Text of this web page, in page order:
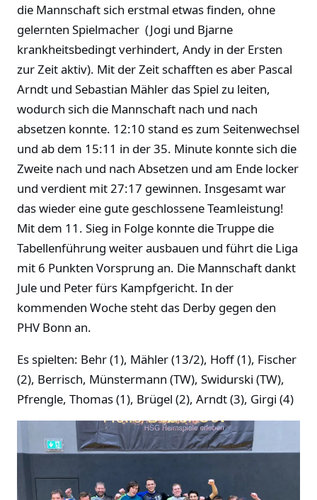
die Mannschaft sich erstmal etwas finden, ohne
gelernten Spielmacher (Jogi und Bjarne
krankheitsbedingt verhindert, Andy in der Ersten
zur Zeit aktiv). Mit der Zeit schafften es aber Pascal
Arndt und Sebastian Mähler das Spiel zu leiten,
wodurch sich die Mannschaft nach und nach
absetzen konnte. 12:10 stand es zum Seitenwechsel
und ab dem 15:11 in der 35. Minute konnte sich die
Zweite nach und nach Absetzen und am Ende locker
und verdient mit 27:17 gewinnen. Insgesamt war
das wieder eine gute geschlossene Teamleistung!
Mit dem 11. Sieg in Folge konnte die Truppe die
Tabellenführung weiter ausbauen und führt die Liga
mit 6 Punkten Vorsprung an. Die Mannschaft dankt
Jule und Peter fürs Kampfgericht. In der
kommenden Woche steht das Derby gegen den
PHV Bonn an.
Es spielten: Behr (1), Mähler (13/2), Hoff (1), Fischer
(2), Berrisch, Münstermann (TW), Swidurski (TW),
Pfrengle, Thomas (1), Brügel (2), Arndt (3), Girgi (4)